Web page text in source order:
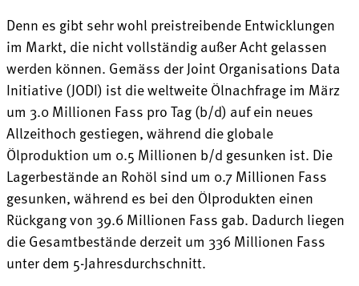
Denn es gibt sehr wohl preistreibende Entwicklungen
im Markt, die nicht vollständig außer Acht gelassen
werden können. Gemäss der Joint Organisations Data
Initiative (JODI) ist die weltweite Ölnachfrage im März
um 3.0 Millionen Fass pro Tag (b/d) auf ein neues
Allzeithoch gestiegen, während die globale
Ölproduktion um 0.5 Millionen b/d gesunken ist. Die
Lagerbestände an Rohöl sind um 0.7 Millionen Fass
gesunken, während es bei den Ölprodukten einen
Rückgang von 39.6 Millionen Fass gab. Dadurch liegen
die Gesamtbestände derzeit um 336 Millionen Fass
unter dem 5-Jahresdurchschnitt.